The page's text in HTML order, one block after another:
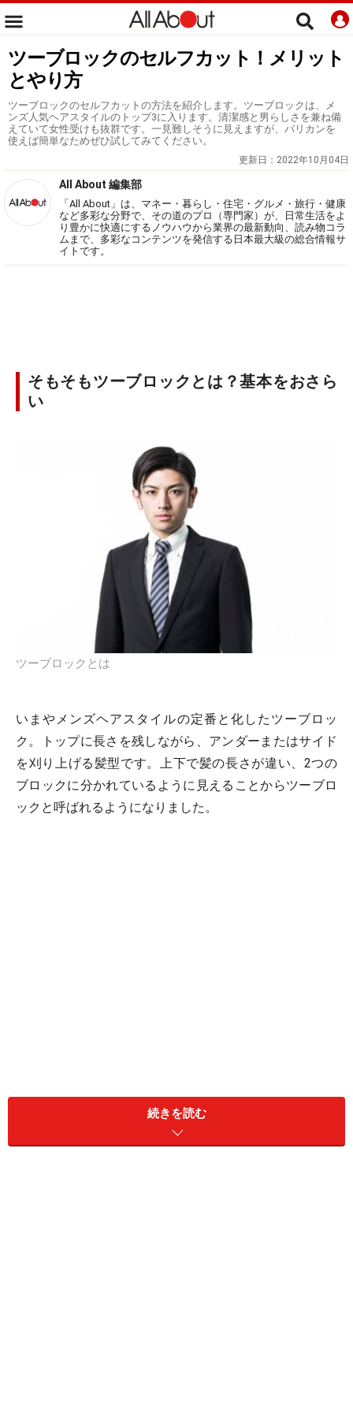
ツーブロックのセルフカット！メリット
とやり方
ツーブロックのセルフカットの方法を紹介します。ツーブロックは、メ
ンズ人気ヘアスタイルのトップ3に入ります。清潔感と男らしさを兼ね備
えていて女性受けも抜群です。一見難しそうに見えますが、バリカンを
使えば簡単なためぜひ試してみてください。
更新日： 2022年10月04日
All About 編集部
「All About」は、マネー・暮らし・住宅・グルメ・旅行・健康
など多彩な分野で、その道のプロ（専門家）が、日常生活をよ
り豊かに快適にするノウハウから業界の最新動向、読み物コラ
ムまで、多彩なコンテンツを発信する日本最大級の総合情報サ
イトです。
そもそもツーブロックとは？基本をおさら
い
ツーブロックとは
いまやメンズヘアスタイルの定番と化したツーブロッ
ク。トップに長さを残しながら、アンダーまたはサイド
を刈り上げる髪型です。上下で髪の長さが違い、2つの
ブロックに分かれているように見えることからツーブロ
ックと呼ばれるようになりました。
今トレンドのマッシュなど重くなりがちなデザインも、
ツーブロックでアンダーを刈り上げることで、スッキリ
と爽やかな印象に。サイドのみ刈り上げるツーブロック
続きを読む